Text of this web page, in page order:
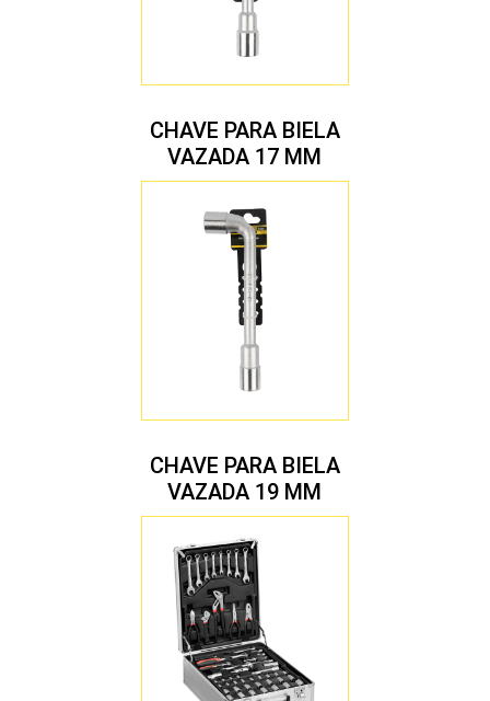
CHAVE PARA BIELA
VAZADA 17 MM
CHAVE PARA BIELA
VAZADA 19 MM